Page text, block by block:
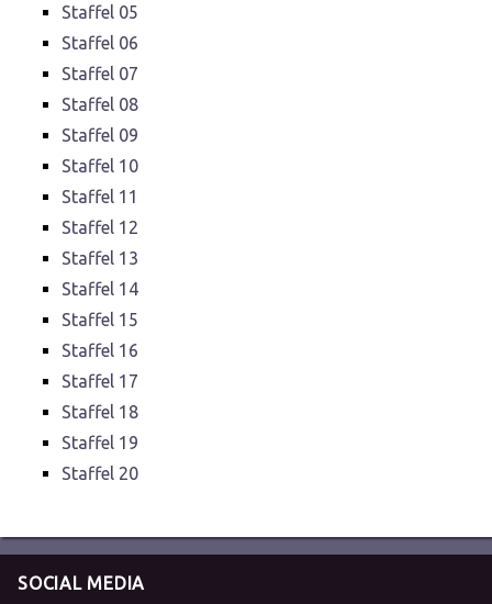
Staffel 05
Staffel 06
Staffel 07
Staffel 08
Staffel 09
Staffel 10
Staffel 11
Staffel 12
Staffel 13
Staffel 14
Staffel 15
Staffel 16
Staffel 17
Staffel 18
Staffel 19
Staffel 20
SOCIAL MEDIA